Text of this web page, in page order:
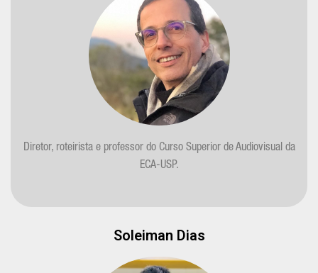
Diretor, roteirista e professor do Curso Superior de Audiovisual da
ECA-USP.
Soleiman Dias